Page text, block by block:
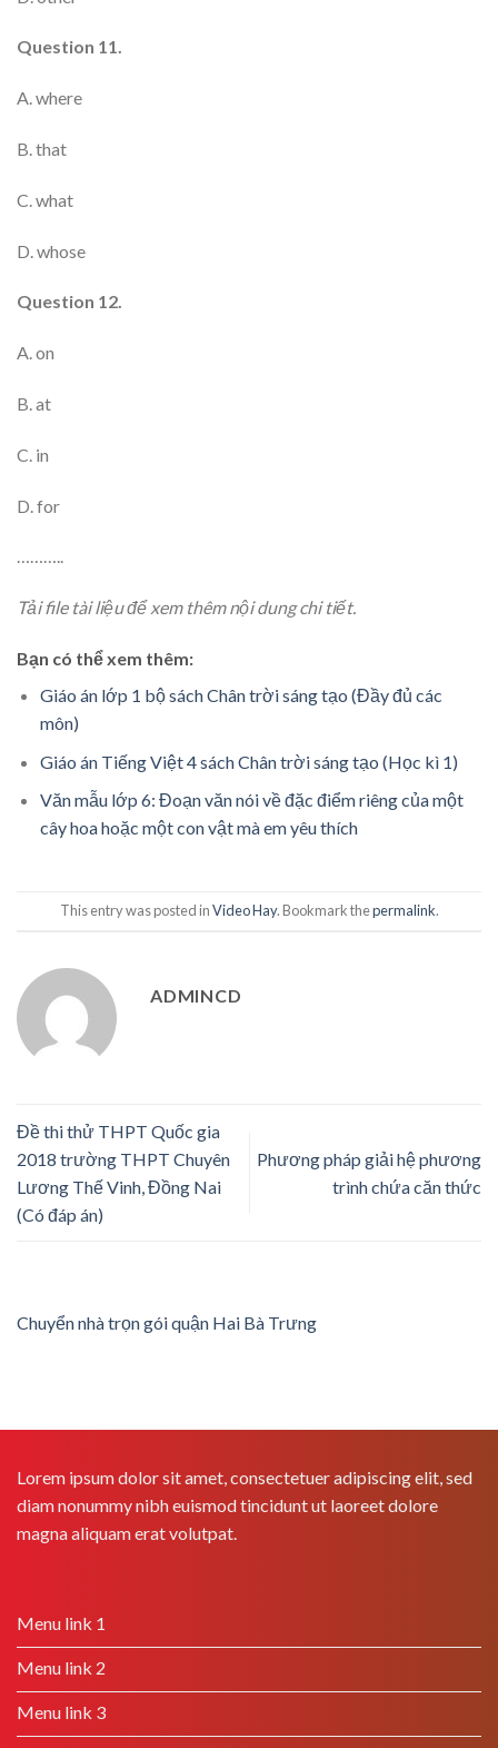
Question 11.
A. where
B. that
C. what
D. whose
Question 12.
A. on
B. at
C. in
D. for
………..
Tải file tài liệu để xem thêm nội dung chi tiết.
Bạn có thể xem thêm:
Giáo án lớp 1 bộ sách Chân trời sáng tạo (Đầy đủ các
môn)
Giáo án Tiếng Việt 4 sách Chân trời sáng tạo (Học kì 1)
Văn mẫu lớp 6: Đoạn văn nói về đặc điểm riêng của một
cây hoa hoặc một con vật mà em yêu thích
This entry was posted inVideo Hay. Bookmark thepermalink.
ADMINCD
Đề thi thử THPT Quốc gia
2018 trường THPT Chuyên
Lương Thế Vinh, Đồng Nai
(Có đáp án)
Phương pháp giải hệ phương
trình chứa căn thức
Chuyển nhà trọn gói quận Hai Bà Trưng
Lorem ipsum dolor sit amet, consectetuer adipiscing elit, sed
diam nonummy nibh euismod tincidunt ut laoreet dolore
magna aliquam erat volutpat.
Menu link 1
Menu link 2
Menu link 3